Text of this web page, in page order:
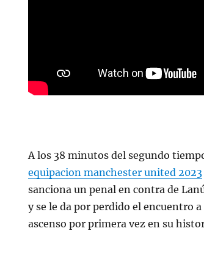
A los 38 minutos del segundo
equipacion manchester united 2023
sanciona un penal en contra de
y se le da por perdido el encuentro
ascenso por primera vez en su